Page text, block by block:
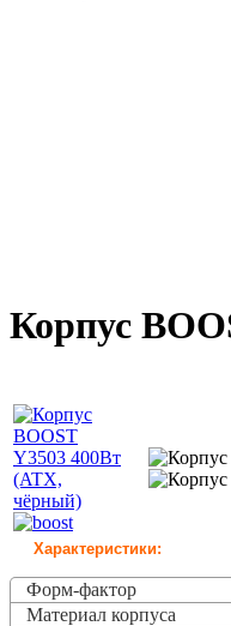
Корпус
Характеристики:
Форм-фактор
Материал корпуса